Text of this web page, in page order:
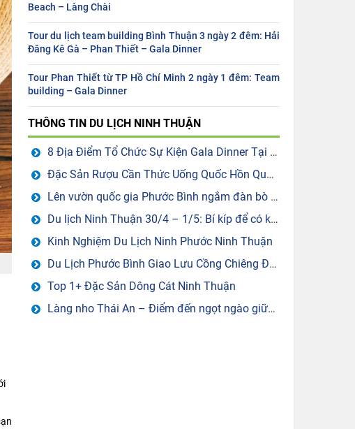
Beach – Làng Chài
Tour du lịch team building Bình Thuận 3 ngày 2 đêm: Hải
Đăng Kê Gà – Phan Thiết – Gala Dinner
Tour Phan Thiết từ TP Hồ Chí Minh 2 ngày 1 đêm: Team
building – Gala Dinner
THÔNG TIN DU LỊCH NINH THUẬN
8 Địa Điểm Tổ Chức Sự Kiện Gala Dinner Tại Ninh Thuận
Đặc Sản Rượu Cần Thức Uống Quốc Hồn Quốc Tuý Của Người Raglai ở Ninh Thuận.
Lên vườn quốc gia Phước Bình ngắm đàn bò tót lai quý hiếm
Du lịch Ninh Thuận 30/4 – 1/5: Bí kíp để có kỳ nghỉ lễ hoàn hảo
Kinh Nghiệm Du Lịch Ninh Phước Ninh Thuận
Du Lịch Phước Bình Giao Lưu Cồng Chiêng Đồng Bào Raglai
Top 1+ Đặc Sản Dông Cát Ninh Thuận
Làng nho Thái An – Điểm đến ngọt ngào giữa nắng gió Ninh Thuận